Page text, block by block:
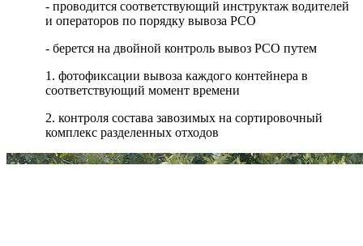
- проводится соответствующий инструктаж водителей
и операторов по порядку вывоза РСО
- берется на двойной контроль вывоз РСО путем
1. фотофиксации вывоза каждого контейнера в
соответствующий момент времени
2. контроля состава завозимых на сортировочный
комплекс разделенных отходов